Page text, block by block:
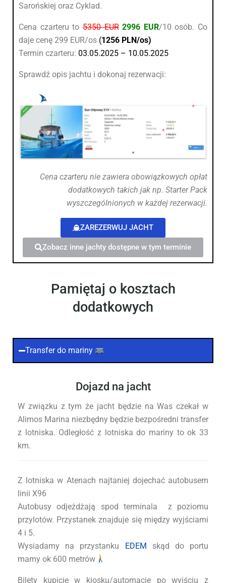
Sarońskiej oraz Cyklad.
Cena czarteru to5350 EUR 2996 EUR/10 osób. Co
daje cenę 299 EUR/os (1256 PLN/os)
Termin czarteru: 03.05.2025 – 10.05.2025
Sprawdź opis jachtu i dokonaj rezerwacji:
Cena czarteru nie zawiera obowiązkowych opłat
dodatkowych takich jak np. Starter Pack
wyszczególnionych w każdej rezerwacji.
ZAREZERWUJ JACHT
Zobacz inne jachty dostępne w tym terminie
Pamiętaj o kosztach
dodatkowych
Transfer do mariny
Dojazd na jacht
W związku z tym że jacht będzie na Was czekał w
Alimos Marina niezbędny będzie bezpośredni transfer
z lotniska. Odległość z lotniska do mariny to ok 33
km.
Z lotniska w Atenach najtaniej dojechać autobusem
linii X96
Autobusy odjeżdżają spod terminala z poziomu
przylotów. Przystanek znajduje się między wyjściami
4 i 5.
Wysiadamy na przystanku EDEM skąd do portu
mamy ok 600 metrów
Bilety kupicie w kiosku/automacie po wyjściu z